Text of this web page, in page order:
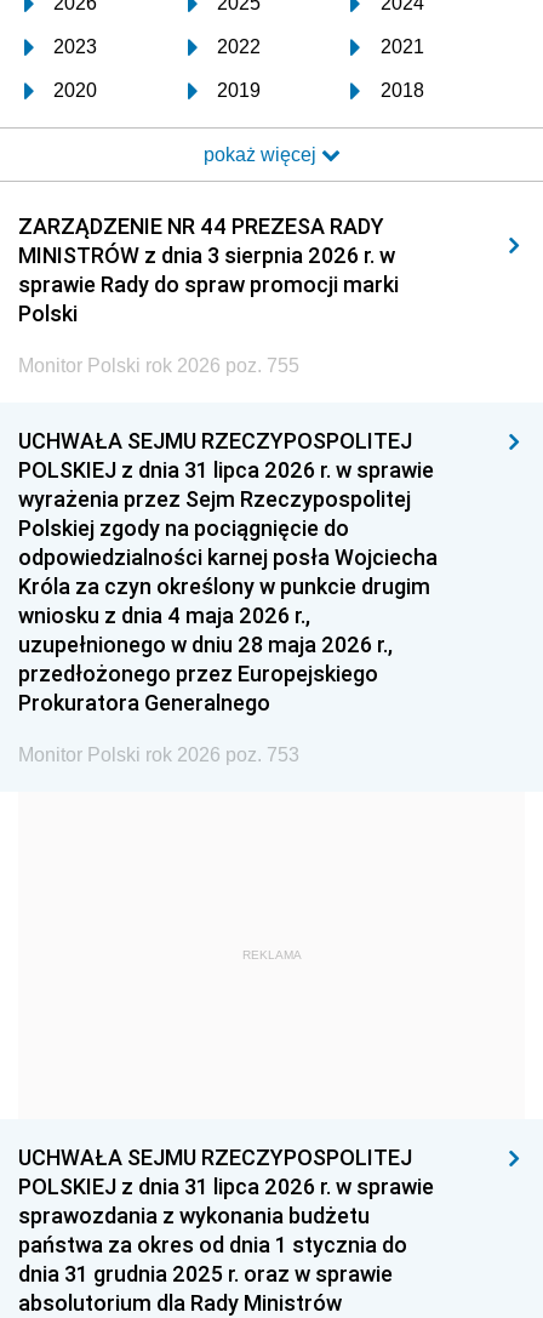
2023 2022 2021
2020 2019 2018
2017 2016 2015
2014 2013 2012
2011 2010 2009
2008 2007 2006
2005
1996 1995 1994
1993 1992 1991
1990 1989
1987 1986 1985
1984 1983
1981 1980 1979
1978 1977
1975 1974
1959
1939 1938 1937
1936 1930
pokaż więcej
ZARZĄDZENIE NR 44 PREZESA RADY
MINISTRÓW z dnia 3 sierpnia 2026 r. w
sprawie Rady do spraw promocji marki
Polski
Monitor Polski rok 2026 poz. 755
UCHWAŁA SEJMU RZECZYPOSPOLITEJ
POLSKIEJ z dnia 31 lipca 2026 r. w sprawie
wyrażenia przez Sejm Rzeczypospolitej
Polskiej zgody na pociągnięcie do
odpowiedzialności karnej posła Wojciecha
Króla za czyn określony w punkcie drugim
wniosku z dnia 4 maja 2026 r.,
uzupełnionego w dniu 28 maja 2026 r.,
przedłożonego przez Europejskiego
Prokuratora Generalnego
Monitor Polski rok 2026 poz. 753
REKLAMA
UCHWAŁA SEJMU RZECZYPOSPOLITEJ
POLSKIEJ z dnia 31 lipca 2026 r. w sprawie
sprawozdania z wykonania budżetu
państwa za okres od dnia 1 stycznia do
dnia 31 grudnia 2025 r. oraz w sprawie
absolutorium dla Rady Ministrów